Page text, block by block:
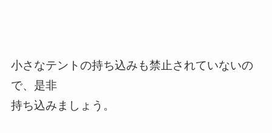
小さなテントの持ち込みも禁止されていないの
で、是非
持ち込みましょう。